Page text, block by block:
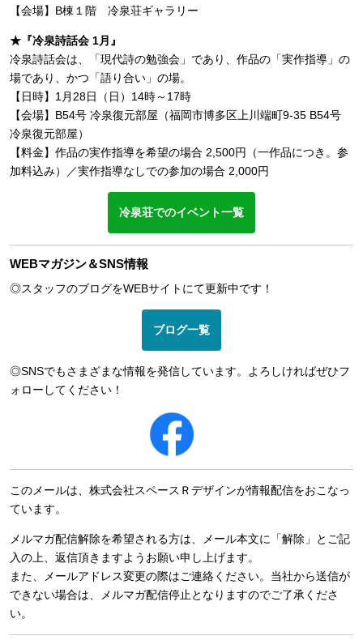
【会場】B棟１階 冷泉荘ギャラリー
★『冷泉詩話会 1月』
冷泉詩話会は、「現代詩の勉強会」であり、作品の「実作指導」の
場であり、かつ「語り合い」の場。
【日時】1月28日（日）14時～17時
【会場】B54号 冷泉復元部屋（福岡市博多区上川端町9-35 B54号
冷泉復元部屋）
【料金】作品の実作指導を希望の場合 2,500円（一作品につき。参
加料込み）／実作指導なしでの参加の場合 2,000円
冷泉荘でのイベント一覧
WEBマガジン＆SNS情報
◎スタッフのブログをWEBサイトにて更新中です！
ブログ一覧
◎SNSでもさまざまな情報を発信しています。よろしければぜひフ
ォローしてください！
このメールは、株式会社スペースＲデザインが情報配信をおこなっ
ています。
メルマガ配信解除を希望される方は、メール本文に「解除」とご記
入の上、返信頂きますようお願い申し上げます。
また、メールアドレス変更の際はご連絡ください。当社から送信が
できない場合は、メルマガ配信停止となりますのでご了承くださ
い。